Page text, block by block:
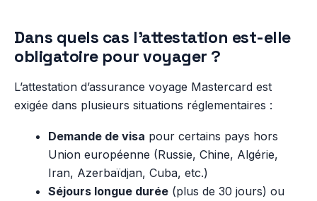
Dans quels cas l’attestation est-elle
obligatoire pour voyager ?
L’attestation d’assurance voyage Mastercard est
exigée dans plusieurs situations réglementaires :
Demande de visa pour certains pays hors
Union européenne (Russie, Chine, Algérie,
Iran, Azerbaïdjan, Cuba, etc.)
Séjours longue durée (plus de 30 jours) ou